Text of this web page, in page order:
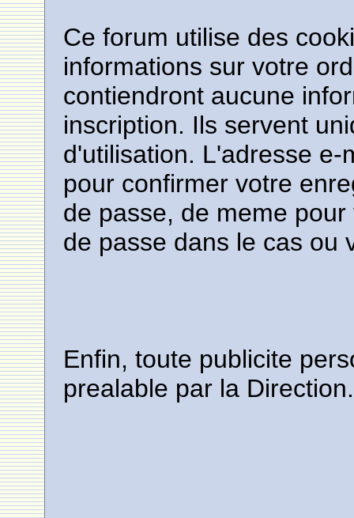
Ce forum utilise des
informations sur votre
contiendront aucune
inscription. Ils servent
d'utilisation. L'adresse
pour confirmer votre
de passe, de meme
de passe dans le cas ou
Enfin, toute publicite
prealable par la Direction.